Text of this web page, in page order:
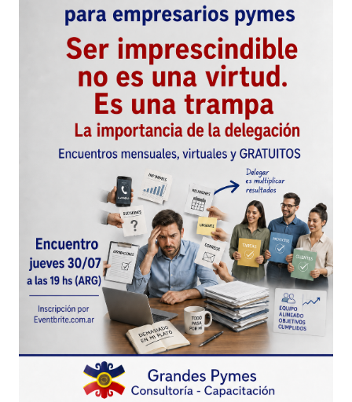
sencillo para iniciarse en el mismo.
Pregunto ; Quiero convertirme en una persona
resiliente para aprender afrontar las grandes
adversidades de la vida ……¿ Existe un curso , una
eugenio
17 junio, 2015 at 7:35 pm
excelente informe trabajare para ser una persona
resilente
yoana rojas
22 junio, 2015 at 4:22 pm
Excelente. Espero encontrar artículos tan bien